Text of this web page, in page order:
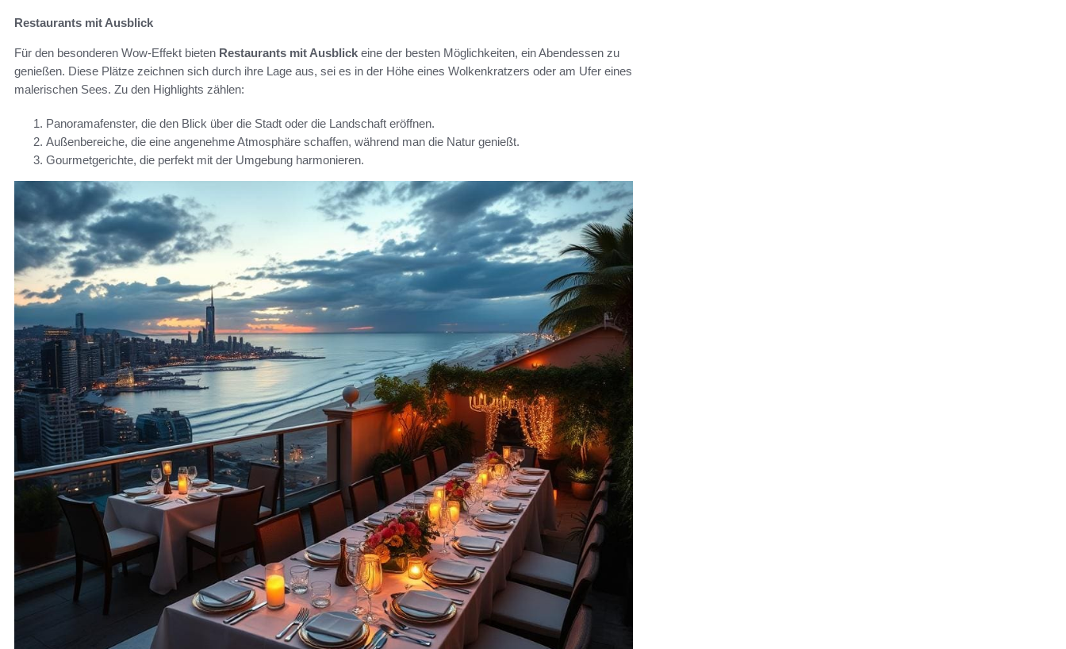
Restaurants mit Ausblick
Für den besonderen Wow-Effekt bieten Restaurants mit Ausblick eine der besten Möglichkeiten, ein Abendessen zu
genießen. Diese Plätze zeichnen sich durch ihre Lage aus, sei es in der Höhe eines Wolkenkratzers oder am Ufer eines
malerischen Sees. Zu den Highlights zählen:
Panoramafenster, die den Blick über die Stadt oder die Landschaft eröffnen.
Außenbereiche, die eine angenehme Atmosphäre schaffen, während man die Natur genießt.
Gourmetgerichte, die perfekt mit der Umgebung harmonieren.